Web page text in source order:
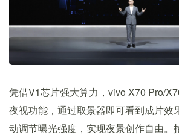
凭借V1芯片强大算力，vivo X70 Pro/
夜视功能，通过取景器即可看到成片效
动调节曝光强度，实现夜景创作自由。